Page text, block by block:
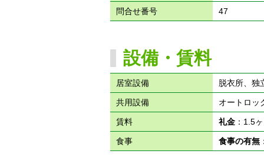
問合せ番号 47
設備・賃料
居室設備 脱衣所、独
共用設備 オートロッ
賃料 礼金：1.5
食事 食事の有無